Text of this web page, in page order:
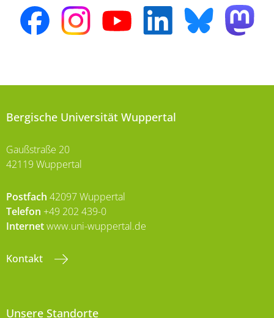
Bergische Universität Wuppertal
Gaußstraße 20
42119 Wuppertal
Postfach 42097 Wuppertal
Telefon +49 202 439-0
Internetwww.uni-wuppertal.de
Kontakt
Unsere Standorte